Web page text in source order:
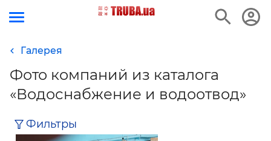
Галерея
Фото компаний из каталога
«Водоснабжение и водоотвод»
Фильтры